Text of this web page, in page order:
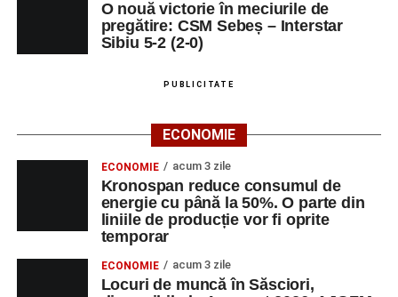
al competiției MTB pentru copii.
LUNI, 24 AUGUST 2026
Ora 18.00– Activități recreative pentru copii, susținute de
trupele de teatru„Gepetto”și„Pied Piper”
Seară cu tradiții săsești, cu participarea:
Fanfarei din Petrești;
Trupei de Dansuri Săsești;
O nouă victorie în meciurile de
pregătire: CSM Sebeș – Interstar
Sibiu 5-2 (2-0)
PUBLICITATE
ECONOMIE
ECONOMIE acum 3 zile
Kronospan reduce consumul de
energie cu până la 50%. O parte din
liniile de producție vor fi oprite
temporar
ECONOMIE acum 3 zile
Locuri de muncă în Săsciori,